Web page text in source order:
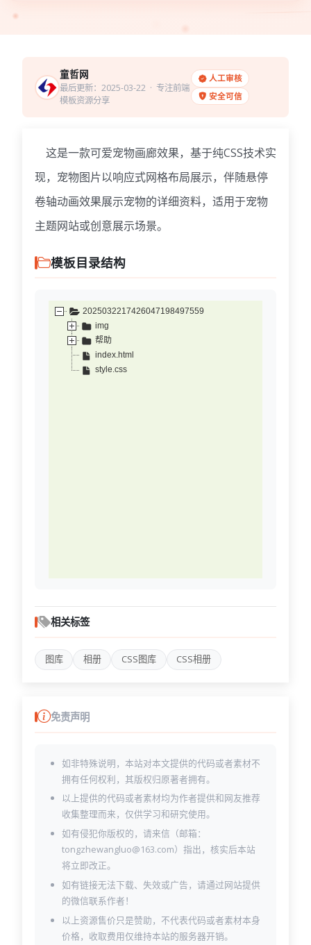
童哲网
最后更新：2025-03-22· 专注前端
模板资源分享
人工审核
安全可信
这是一款可爱宠物画廊效果，基于纯CSS技术实
现，宠物图片以响应式网格布局展示，伴随悬停
卷轴动画效果展示宠物的详细资料，适用于宠物
主题网站或创意展示场景。
模板目录结构
2025032217426047198497559
img
帮助
index.html
style.css
相关标签
图库 相册 CSS图库 CSS相册
免责声明
如非特殊说明，本站对本文提供的代码或者素材不
拥有任何权利，其版权归原著者拥有。
以上提供的代码或者素材均为作者提供和网友推荐
收集整理而来，仅供学习和研究使用。
如有侵犯你版权的，请来信（邮箱：
tongzhewangluo@163.com）指出，核实后本站
将立即改正。
如有链接无法下载、失效或广告，请通过网站提供
的微信联系作者！
以上资源售价只是赞助，不代表代码或者素材本身
价格，收取费用仅维持本站的服务器开销。